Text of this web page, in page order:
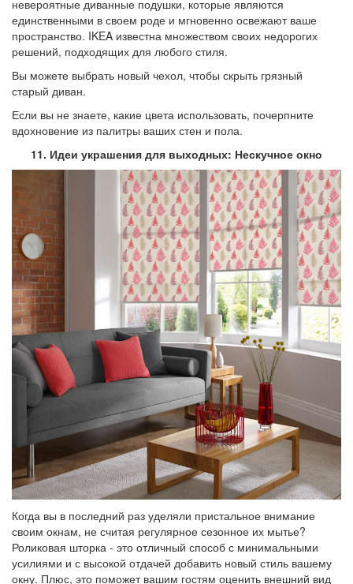
невероятные диванные подушки, которые являются
единственными в своем роде и мгновенно освежают ваше
пространство. IKEA известна множеством своих недорогих
решений, подходящих для любого стиля.
Вы можете выбрать новый чехол, чтобы скрыть грязный
старый диван.
Если вы не знаете, какие цвета использовать, почерпните
вдохновение из палитры ваших стен и пола.
11. Идеи украшения для выходных: Нескучное окно
Когда вы в последний раз уделяли пристальное внимание
своим окнам, не считая регулярное сезонное их мытье?
Роликовая шторка - это отличный способ с минимальными
усилиями и с высокой отдачей добавить новый стиль вашему
окну. Плюс, это поможет вашим гостям оценить внешний вид